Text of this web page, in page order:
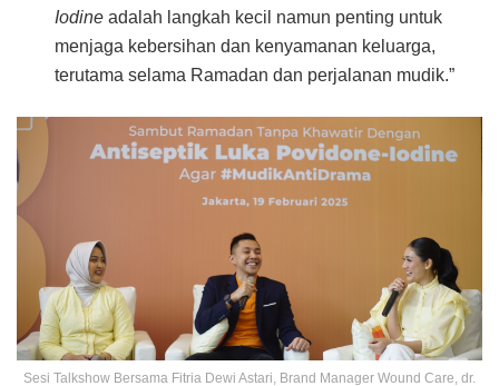
Iodineadalah langkah kecil namun penting untuk
menjaga kebersihan dan kenyamanan keluarga,
terutama selama Ramadan dan perjalanan mudik.”
Sesi Talkshow Bersama Fitria Dewi Astari, Brand Manager Wound Care, dr.